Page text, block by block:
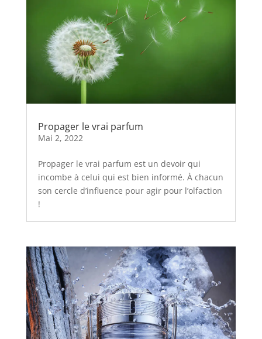
Propager le vrai parfum
Mai 2, 2022
Propager le vrai parfum est un devoir qui
incombe à celui qui est bien informé. À chacun
son cercle d’influence pour agir pour l’olfaction
!